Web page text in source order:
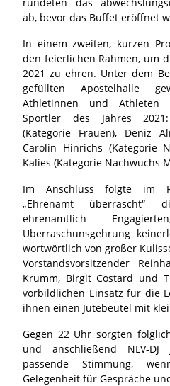
ab, bevor das Buffet eröffnet
In einem zweiten, kurzen
den feierlichen Rahmen, um
2021 zu ehren. Unter dem
gefüllten Apostelhalle
Athletinnen und Athleten
Sportler des Jahres
(Kategorie Frauen), Deniz
Carolin Hinrichs (Kategorie
Kalies (Kategorie Nachwuchs
Im Anschluss folgte im
„Ehrenamt
ehrenamtlich
Überraschunsgehrung
wortwörtlich von großer
Vorstandsvorsitzender
Krumm, Birgit Costard und
vorbildlichen Einsatz für die
ihnen einen Jutebeutel mit
Gegen 22 Uhr sorgten
und anschließend NLV-
passende Stimmung,
Gelegenheit für Gespräche